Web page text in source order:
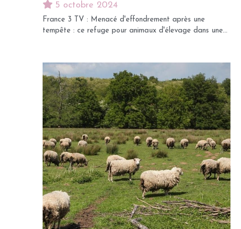
5 octobre 2024
France 3 TV : Menacé d'effondrement après une
tempête : ce refuge pour animaux d'élevage dans une...